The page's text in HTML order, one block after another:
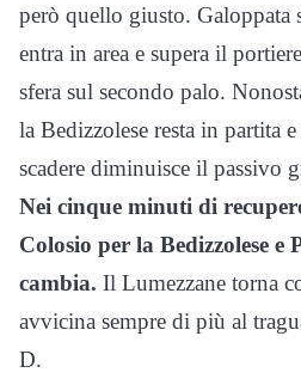
però quello giusto. Galoppata
entra in area e supera il
sfera sul secondo palo.
la Bedizzolese resta in partita
scadere diminuisce il passivo
Nei cinque minuti di
Colosio per la Bedizzolese e
cambia. Il Lumezzane torna
avvicina sempre di più al
D.